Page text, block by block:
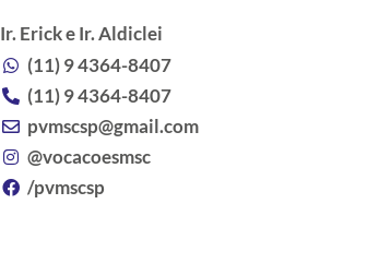
Ir. Erick e Ir. Aldiclei
(11) 9 4364-8407
(11) 9 4364-8407
pvmscsp@gmail.com
@vocacoesmsc
/pvmscsp